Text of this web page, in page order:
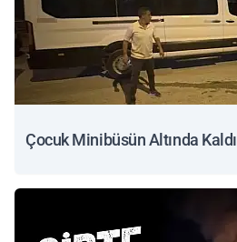
Çocuk Minibüsün Altında Kaldı